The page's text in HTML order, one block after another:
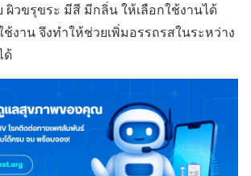
ผิวขรุขระ มีสี มีกลิ่น ให้เลือกใช้งานได้
งาน จึงทำให้ช่วยเพิ่มอรรถรสในระหว่าง
ด้